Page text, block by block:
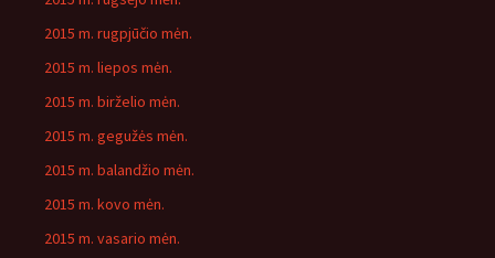
2015 m. rugpjūčio mėn.
2015 m. liepos mėn.
2015 m. birželio mėn.
2015 m. gegužės mėn.
2015 m. balandžio mėn.
2015 m. kovo mėn.
2015 m. vasario mėn.